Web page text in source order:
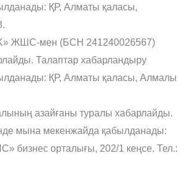
ҚР, Алматы қаласы,
ЖШС-мен (БСН 241240026567)
Талаптар хабарландыру
ҚР, Алматы қаласы, Алмалы
азайғаны туралы хабарлайды.
мына мекенжайда қабылданады:
бизнес орталығы, 202/1 кеңсе. Тел.: